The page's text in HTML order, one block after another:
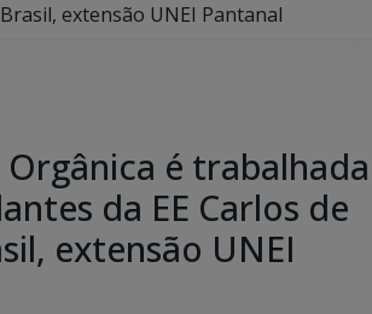
extensão UNEI Pantanal
é trabalhada
da EE Carlos de
extensão UNEI